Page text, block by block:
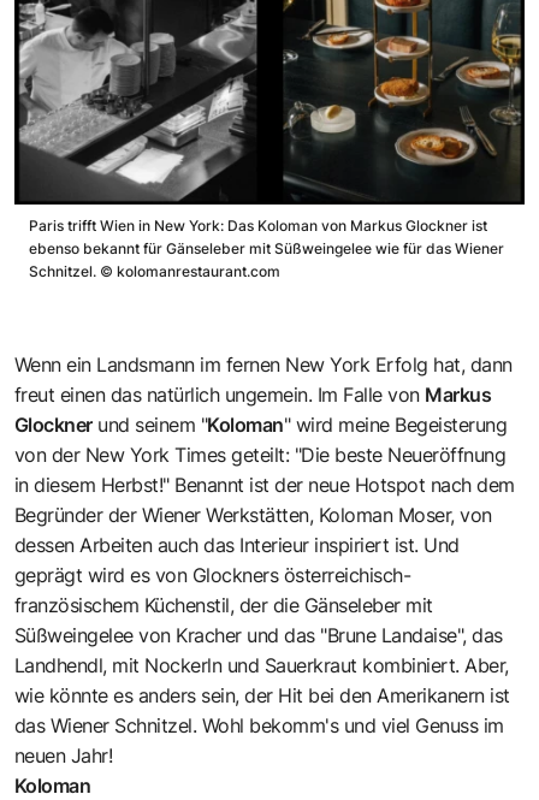
Paris trifft Wien in New York: Das Koloman von Markus Glockner ist
ebenso bekannt für Gänseleber mit Süßweingelee wie für das Wiener
Schnitzel. © kolomanrestaurant.com
Wenn ein Landsmann im fernen New York Erfolg hat, dann
freut einen das natürlich ungemein. Im Falle von Markus
Glockner und seinem "Koloman" wird meine Begeisterung
von der New York Times geteilt: "Die beste Neueröffnung
in diesem Herbst!" Benannt ist der neue Hotspot nach dem
Begründer der Wiener Werkstätten, Koloman Moser, von
dessen Arbeiten auch das Interieur inspiriert ist. Und
geprägt wird es von Glockners österreichisch-
französischem Küchenstil, der die Gänseleber mit
Süßweingelee von Kracher und das "Brune Landaise", das
Landhendl, mit Nockerln und Sauerkraut kombiniert. Aber,
wie könnte es anders sein, der Hit bei den Amerikanern ist
das Wiener Schnitzel. Wohl bekomm's und viel Genuss im
neuen Jahr!
Koloman